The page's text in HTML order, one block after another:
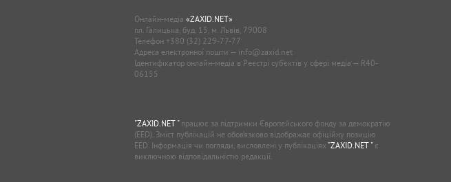
Онлайн-медіа «ZAXID.NET»
пл. Галицька, буд. 15, м. Львів, 79008
Телефон +380 (32) 229-77-77
Адреса електронної пошти — info@zaxid.net
Ідентифікатор онлайн-медіа в Реєстрі суб'єктів у сфері медіа — R40-
06155
"ZAXID.NET "працює за підтримки Європейського фонду за демократію
(EED). Зміст публікацій не обов’язково відображає офіційну позицію
EED. Інформація чи погляди, висловлені у публікаціях "ZAXID.NET "є
виключною відповідальністю редакції.